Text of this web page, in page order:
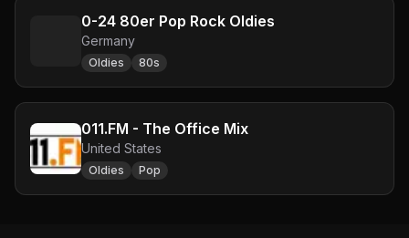
0-24 80er Pop Rock Oldies
Germany
Oldies 80s
011.FM - The Office Mix
United States
Oldies Pop